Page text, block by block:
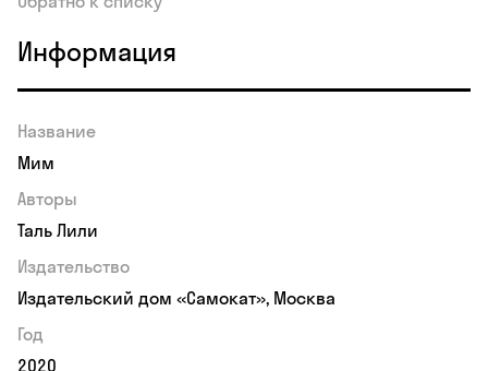
Информация
Название
Мим
Авторы
Таль Лили
Издательство
Издательский дом «Самокат», Москва
Год
2020